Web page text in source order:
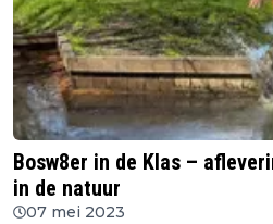
Bosw8er in de Klas –
in de natuur
07 mei 2023